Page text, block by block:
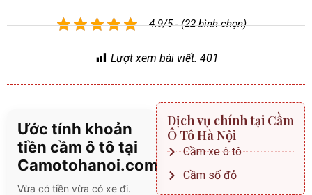
4.9/5 - (22 bình chọn)
Lượt xem bài viết: 401
Ước tính khoản
tiền cầm ô tô tại
Camotohanoi.com
Vừa có tiền vừa có xe đi.
Dịch vụ chính tại Cầm
Ô Tô Hà Nội
Cầm xe ô tô
Cầm số đỏ